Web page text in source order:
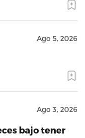
Ago 5, 2026
Ago 3, 2026
bajo tener